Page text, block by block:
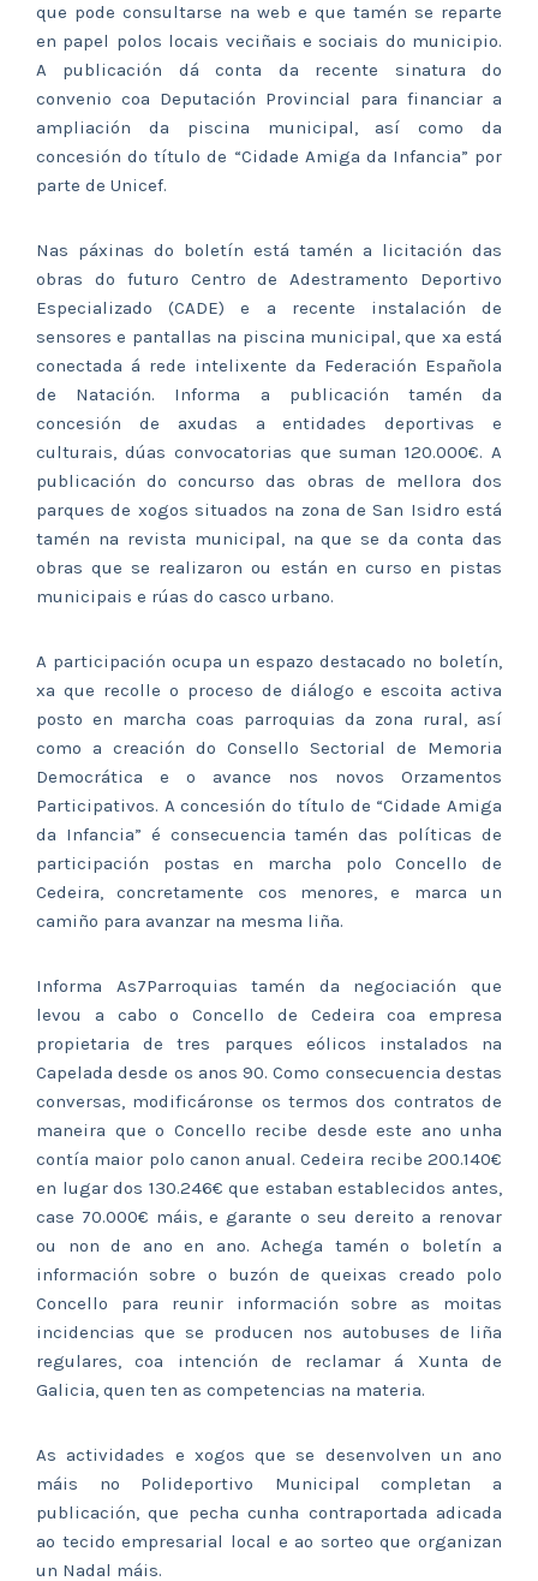
que pode consultarse na web e que tamén se reparte
en papel polos locais veciñais e sociais do municipio.
A publicación dá conta da recente sinatura do
convenio coa Deputación Provincial para financiar a
ampliación da piscina municipal, así como da
concesión do título de “Cidade Amiga da Infancia” por
parte de Unicef.
Nas páxinas do boletín está tamén a licitación das
obras do futuro Centro de Adestramento Deportivo
Especializado (CADE) e a recente instalación de
sensores e pantallas na piscina municipal, que xa está
conectada á rede intelixente da Federación Española
de Natación. Informa a publicación tamén da
concesión de axudas a entidades deportivas e
culturais, dúas convocatorias que suman 120.000€. A
publicación do concurso das obras de mellora dos
parques de xogos situados na zona de San Isidro está
tamén na revista municipal, na que se da conta das
obras que se realizaron ou están en curso en pistas
municipais e rúas do casco urbano.
A participación ocupa un espazo destacado no boletín,
xa que recolle o proceso de diálogo e escoita activa
posto en marcha coas parroquias da zona rural, así
como a creación do Consello Sectorial de Memoria
Democrática e o avance nos novos Orzamentos
Participativos. A concesión do título de “Cidade Amiga
da Infancia” é consecuencia tamén das políticas de
participación postas en marcha polo Concello de
Cedeira, concretamente cos menores, e marca un
camiño para avanzar na mesma liña.
Informa As7Parroquias tamén da negociación que
levou a cabo o Concello de Cedeira coa empresa
propietaria de tres parques eólicos instalados na
Capelada desde os anos 90. Como consecuencia destas
conversas, modificáronse os termos dos contratos de
maneira que o Concello recibe desde este ano unha
contía maior polo canon anual. Cedeira recibe 200.140€
en lugar dos 130.246€ que estaban establecidos antes,
case 70.000€ máis, e garante o seu dereito a renovar
ou non de ano en ano. Achega tamén o boletín a
información sobre o buzón de queixas creado polo
Concello para reunir información sobre as moitas
incidencias que se producen nos autobuses de liña
regulares, coa intención de reclamar á Xunta de
Galicia, quen ten as competencias na materia.
As actividades e xogos que se desenvolven un ano
máis no Polideportivo Municipal completan a
publicación, que pecha cunha contraportada adicada
ao tecido empresarial local e ao sorteo que organizan
un Nadal máis.